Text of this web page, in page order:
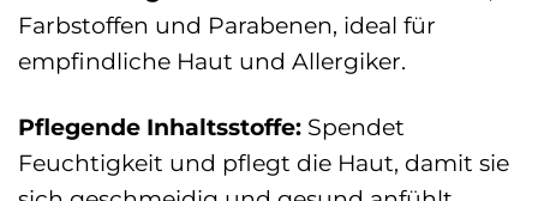
Farbstoffen und Parabenen, ideal für
empfindliche Haut und Allergiker.
Pflegende Inhaltsstoffe: Spendet
Feuchtigkeit und pflegt die Haut, damit sie